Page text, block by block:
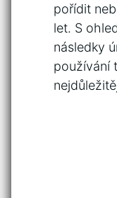
pořídit
let. S
následky
používání⁣